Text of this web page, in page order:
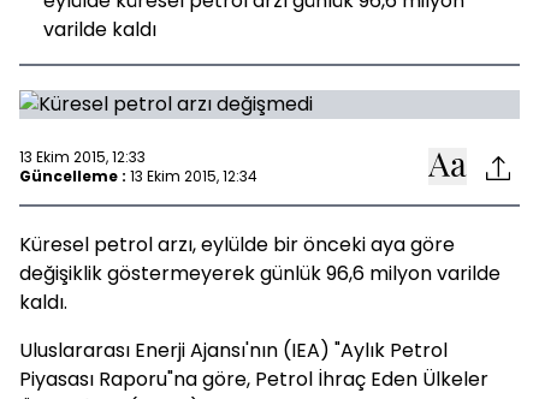
varilde kaldı
13 Ekim 2015, 12:33
Güncelleme : 13 Ekim 2015, 12:34
Küresel petrol arzı, eylülde bir önceki aya göre
değişiklik göstermeyerek günlük 96,6 milyon varilde
kaldı.
Uluslararası Enerji Ajansı'nın (IEA) "Aylık Petrol
Piyasası Raporu"na göre, Petrol İhraç Eden Ülkeler